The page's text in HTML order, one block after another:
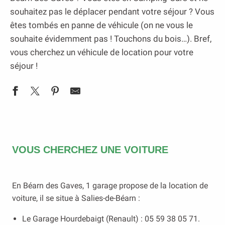
souhaitez pas le déplacer pendant votre séjour ? Vous
êtes tombés en panne de véhicule (on ne vous le
souhaite évidemment pas ! Touchons du bois…). Bref,
vous cherchez un véhicule de location pour votre
séjour !
VOUS CHERCHEZ UNE VOITURE
En Béarn des Gaves, 1 garage propose de la location de
voiture, il se situe à Salies-de-Béarn :
Le Garage Hourdebaigt (Renault) : 05 59 38 05 71.